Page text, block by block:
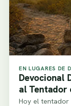
EN LUGARES DE
Devocional
al Tentador
Hoy el tentador